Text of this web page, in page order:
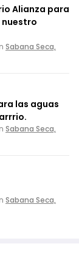
Alianza para
nuestro
Sabana Seca,
las aguas
Sabana Seca,
Sabana Seca,